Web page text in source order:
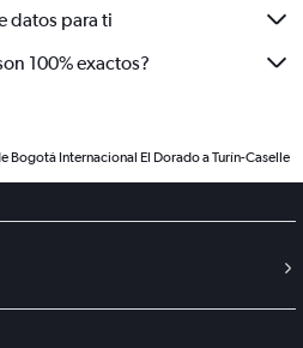
datos para ti
100% exactos?
Bogotá Internacional El Dorado a Turín-Caselle